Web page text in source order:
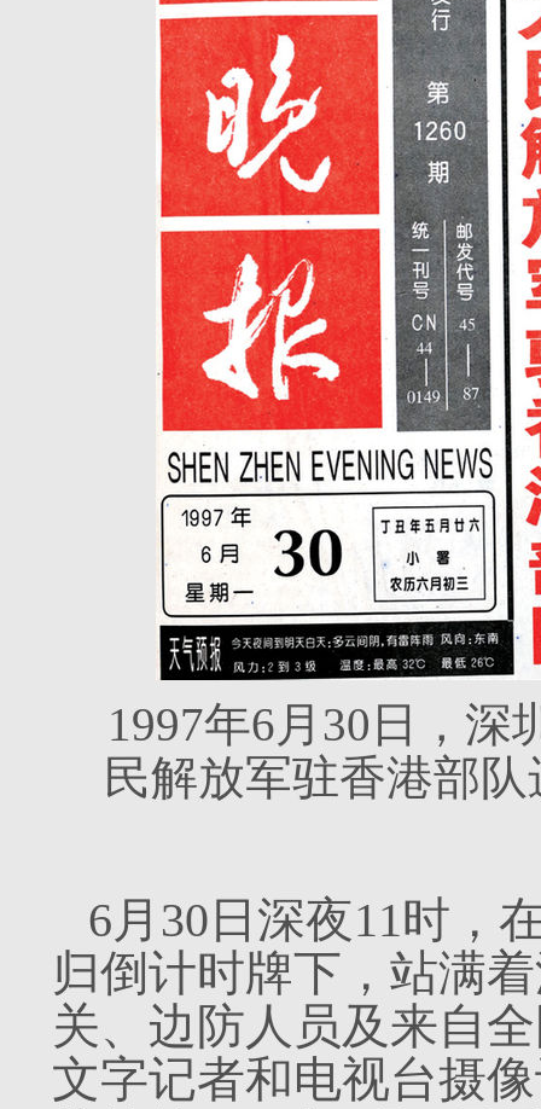
1997年6月30日，
民解放军驻香港部
6月30日深夜11时，
归倒计时牌下，站满
关、边防人员及来自
文字记者和电视台摄